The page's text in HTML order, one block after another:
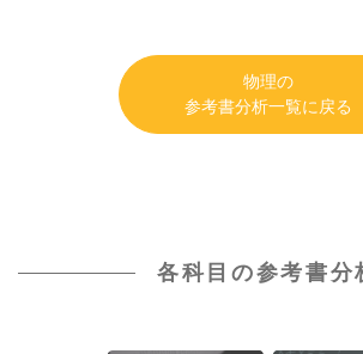
物理の
参考書分析一覧に戻る
各科目の参考書分